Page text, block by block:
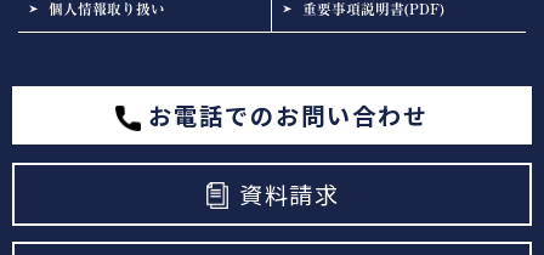
個人情報取り扱い 重要事項説明書(PDF)
お電話でのお問い合わせ
資料請求